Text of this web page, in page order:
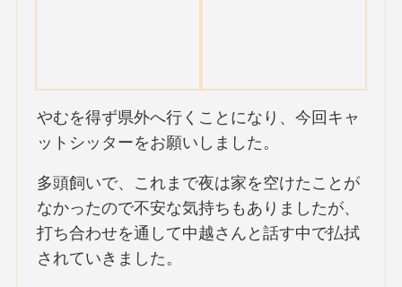
やむを得ず県外へ行くことになり、今回キャ
ットシッターをお願いしました。
多頭飼いで、これまで夜は家を空けたことが
なかったので不安な気持ちもありましたが、
打ち合わせを通して中越さんと話す中で払拭
されていきました。